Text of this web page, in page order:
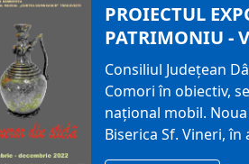
PROIECTUL
PATRIMONIU -
Consiliul Județean
Comori în obiectiv,
național mobil.
Biserica Sf. Vineri, în